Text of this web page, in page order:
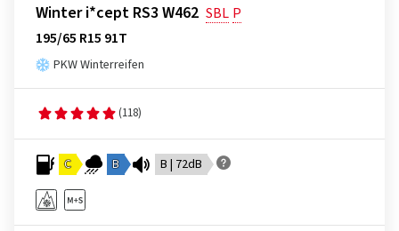
Winter i*cept RS3 W462 SBL P
195/65 R15 91T
PKW Winterreifen
(118)
C B B | 72dB